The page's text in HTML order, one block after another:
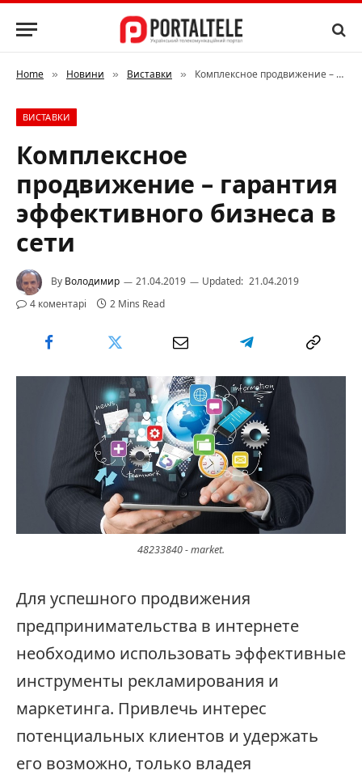
Home » Новини » Виставки » Комплексное продвижение – гарантия эффективного бизнеса в сети
ВИСТАВКИ
Комплексное
продвижение – гарантия
эффективного бизнеса в
сети
By Володимир 21.04.2019 Updated: 21.04.2019
4 коментарі
2 Mins Read
48233840 - market.
Для успешного продвижения
предпринимательства в интернете
необходимо использовать эффективные
инструменты рекламирования и
маркетинга. Привлечь интерес
потенциальных клиентов и удержать
его возможно, только владея